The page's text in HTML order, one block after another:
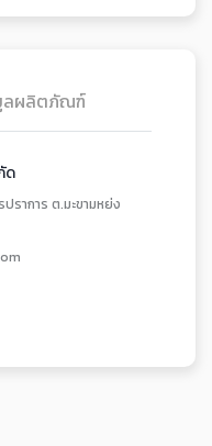
ลผลิตภัณฑ์
ด
ราการ ต.มะขามหย่ง